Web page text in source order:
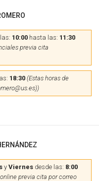
10:00 hasta las: 11:30
previa cita
18:30 (Estas horas de
y Viernes desde las: 8:00
previa cita por correo